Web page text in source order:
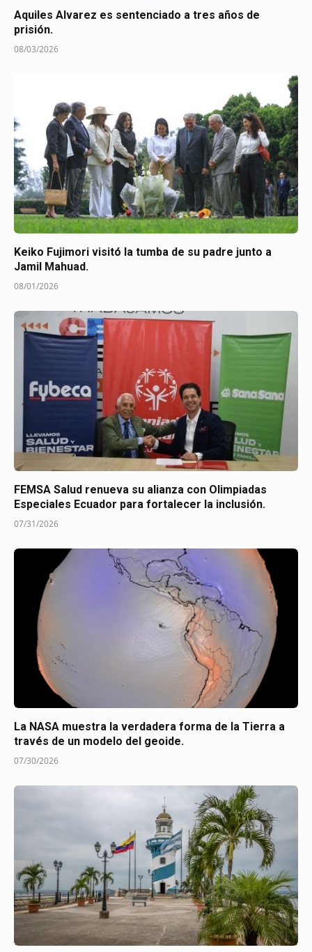
Aquiles Alvarez es sentenciado a tres años de
prisión.
08/03/2026
Keiko Fujimori visitó la tumba de su padre junto a
Jamil Mahuad.
08/01/2026
FEMSA Salud renueva su alianza con Olimpiadas
Especiales Ecuador para fortalecer la inclusión.
07/31/2026
La NASA muestra la verdadera forma de la Tierra a
través de un modelo del geoide.
07/30/2026